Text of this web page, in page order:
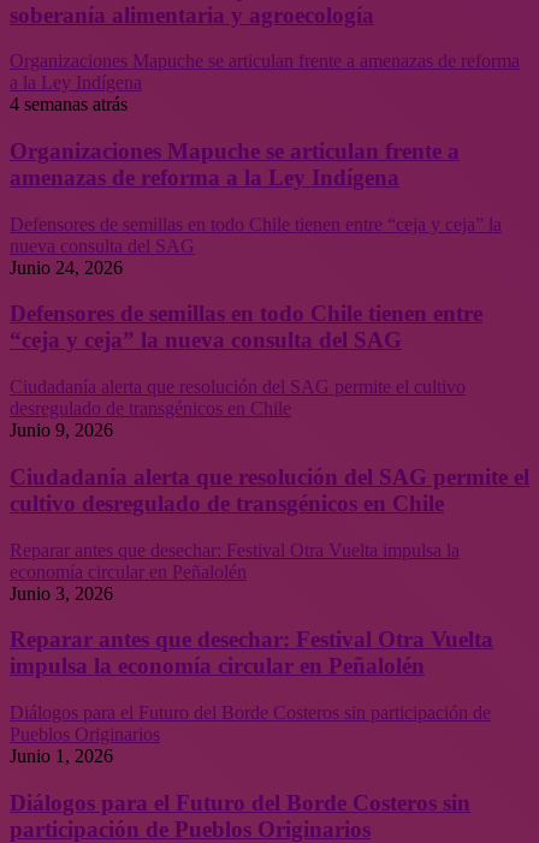
soberanía alimentaria y agroecología
Organizaciones Mapuche se articulan frente a amenazas de reforma
a la Ley Indígena
4 semanas atrás
Organizaciones Mapuche se articulan frente a
amenazas de reforma a la Ley Indígena
Defensores de semillas en todo Chile tienen entre “ceja y ceja” la
nueva consulta del SAG
Junio 24, 2026
Defensores de semillas en todo Chile tienen entre
“ceja y ceja” la nueva consulta del SAG
Ciudadanía alerta que resolución del SAG permite el cultivo
desregulado de transgénicos en Chile
Junio 9, 2026
Ciudadanía alerta que resolución del SAG permite el
cultivo desregulado de transgénicos en Chile
Reparar antes que desechar: Festival Otra Vuelta impulsa la
economía circular en Peñalolén
Junio 3, 2026
Reparar antes que desechar: Festival Otra Vuelta
impulsa la economía circular en Peñalolén
Diálogos para el Futuro del Borde Costeros sin participación de
Pueblos Originarios
Junio 1, 2026
Diálogos para el Futuro del Borde Costeros sin
participación de Pueblos Originarios